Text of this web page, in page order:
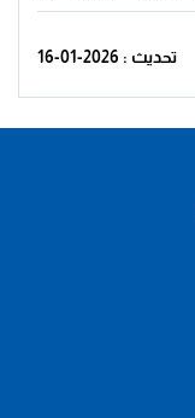
تحديث : 2026-01-16